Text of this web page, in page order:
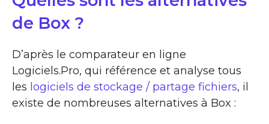
de Box ?
D’après le comparateur en ligne
Logiciels.Pro, qui référence et analyse tous
les logiciels de stockage / partage fichiers, il
existe de nombreuses alternatives à Box :